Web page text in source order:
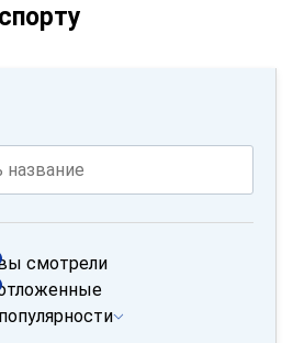
смотрели